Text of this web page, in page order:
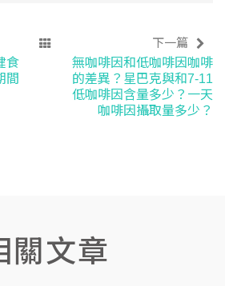
食
間
下一篇
無咖啡因和低咖啡因咖啡
的差異？星巴克與和7-11
低咖啡因含量多少？一天
咖啡因攝取量多少？
關文章